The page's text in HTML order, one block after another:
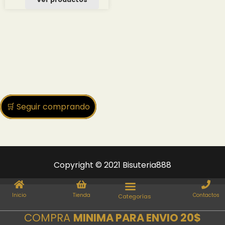
desde
🛒 Seguir comprando
Copyright © 2021 Bisuteria888
Inicio Tienda Contactos
COMPRA MINIMA PARA ENVIO 20$